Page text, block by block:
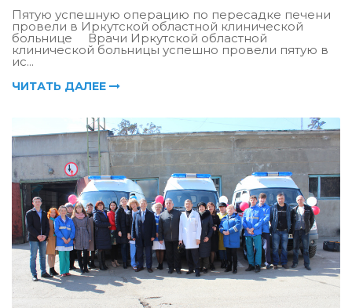
Пятую успешную операцию по пересадке печени
провели в Иркутской областной клинической
больнице Врачи Иркутской областной
клинической больницы успешно провели пятую в
ис...
ЧИТАТЬ ДАЛЕЕ